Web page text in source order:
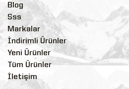
Blog
Sss
Markalar
İndirimli Ürünler
Yeni Ürünler
Tüm Ürünler
İletişim